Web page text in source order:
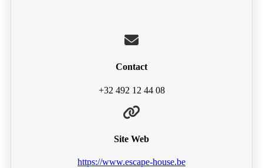
Contact
+32 492 12 44 08
Site Web
https://www.escape-house.be